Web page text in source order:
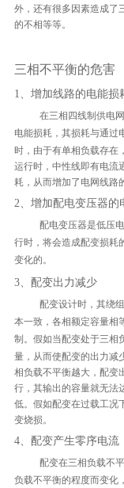
外，还有很多因素造成了
的不相等等。
三相不平衡的危害
1、增加线路的电能损
在三相四线制供电
电能损耗，其损耗与通过
时，由于有单相负载存在
运行时，中性线即有电流
耗，从而增加了电网线路
2、增加配电变压器的
配电变压器是低压
行时，将会造成配变损耗
变化的。
3、配变出力减少
配变设计时，其绕
本一致，各相额定容量相
制。 假如当配变处于三相
量，从而使配变的出力减
相负载不平衡越大，配变
行，其输出的容量就无法
低。假如配变在过载工况
变烧损。
4、配变产生零序电流
配变在三相负载不
负载不平衡的程度而变化